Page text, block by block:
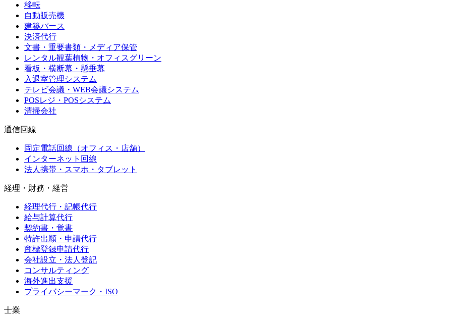
移転
自動販売機
建築パース
決済代行
文書・重要書類・メディア保管
レンタル観葉植物・オフィスグリーン
看板・横断幕・懸垂幕
入退室管理システム
テレビ会議・WEB会議システム
POSレジ・POSシステム
清掃会社
通信回線
固定電話回線（オフィス・店舗）
インターネット回線
法人携帯・スマホ・タブレット
経理・財務・経営
経理代行・記帳代行
給与計算代行
契約書・覚書
特許出願・申請代行
商標登録申請代行
会社設立・法人登記
コンサルティング
海外進出支援
プライバシーマーク・ISO
士業